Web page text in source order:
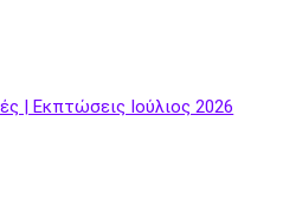
| Εκπτώσεις Ιούλιος 2026